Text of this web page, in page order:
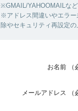
※GMAIL/YAHOOMAILな
※アドレス間違いやエラ
除やセキュリティ再設定
お名前 （
メールアドレス （